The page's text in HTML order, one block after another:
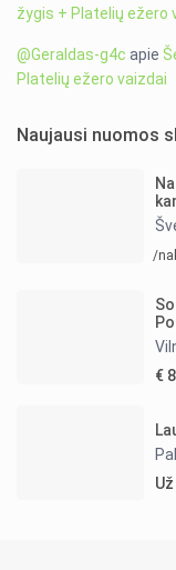
žygis + Platelių ežero
@Geraldas-g4c apie
Platelių ežero vaizdai
Naujausi nuomos
/
€